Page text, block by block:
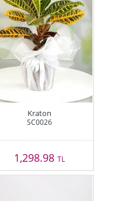
Kraton
SC0026
1,298.98 TL